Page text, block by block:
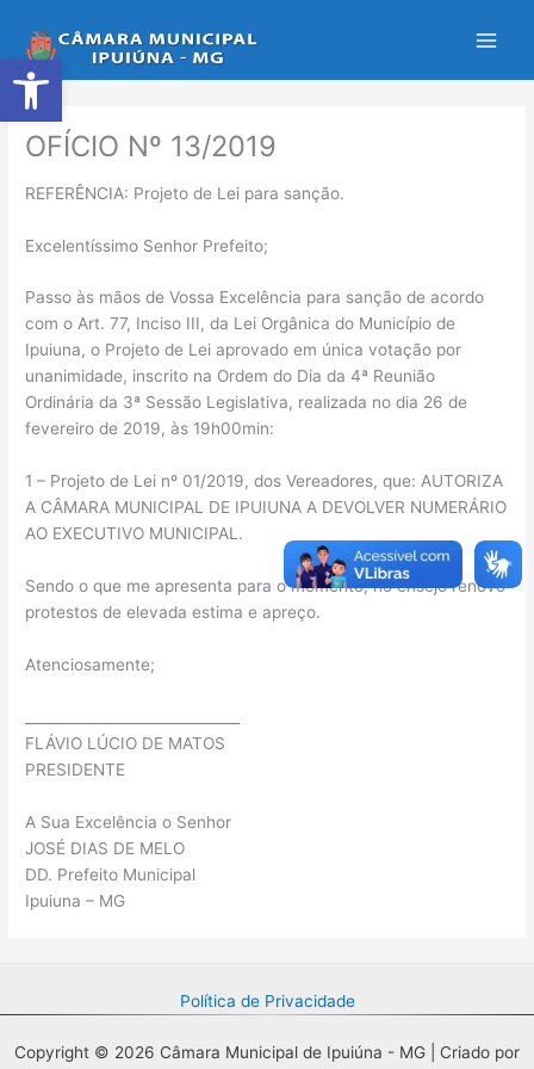
Abrir a barra de ferramentas
para
o
conteúdo
OFÍCIO Nº 13/2019
REFERÊNCIA: Projeto de Lei para sanção.
Excelentíssimo Senhor Prefeito;
Passo às mãos de Vossa Excelência para sanção de acordo
com o Art. 77, Inciso III, da Lei Orgânica do Município de
Ipuiuna, o Projeto de Lei aprovado em única votação por
unanimidade, inscrito na Ordem do Dia da 4ª Reunião
Ordinária da 3ª Sessão Legislativa, realizada no dia 26 de
fevereiro de 2019, às 19h00min:
1 – Projeto de Lei nº 01/2019, dos Vereadores, que: AUTORIZA
A CÂMARA MUNICIPAL DE IPUIUNA A DEVOLVER NUMERÁRIO
AO EXECUTIVO MUNICIPAL.
Sendo o que me apresenta para o momento, no ensejo renovo
protestos de elevada estima e apreço.
Atenciosamente;
FLÁVIO LÚCIO DE MATOS
PRESIDENTE
A Sua Excelência o Senhor
JOSÉ DIAS DE MELO
DD. Prefeito Municipal
Ipuiuna – MG
Política de Privacidade
Copyright © 2026 Câmara Municipal de Ipuiúna - MG | Criado por